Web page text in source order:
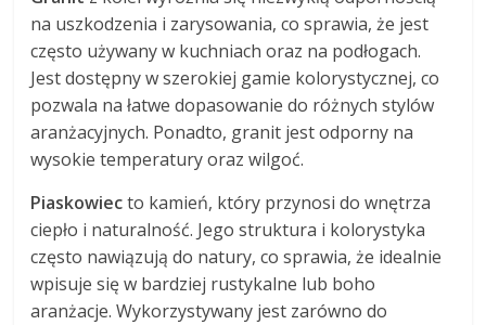
na uszkodzenia i zarysowania, co sprawia, że jest
często używany w kuchniach oraz na podłogach.
Jest dostępny w szerokiej gamie kolorystycznej, co
pozwala na łatwe dopasowanie do różnych stylów
aranżacyjnych. Ponadto, granit jest odporny na
wysokie temperatury oraz wilgoć.
Piaskowiecto kamień, który przynosi do wnętrza
ciepło i naturalność. Jego struktura i kolorystyka
często nawiązują do natury, co sprawia, że idealnie
wpisuje się w bardziej rustykalne lub boho
aranżacje. Wykorzystywany jest zarówno do